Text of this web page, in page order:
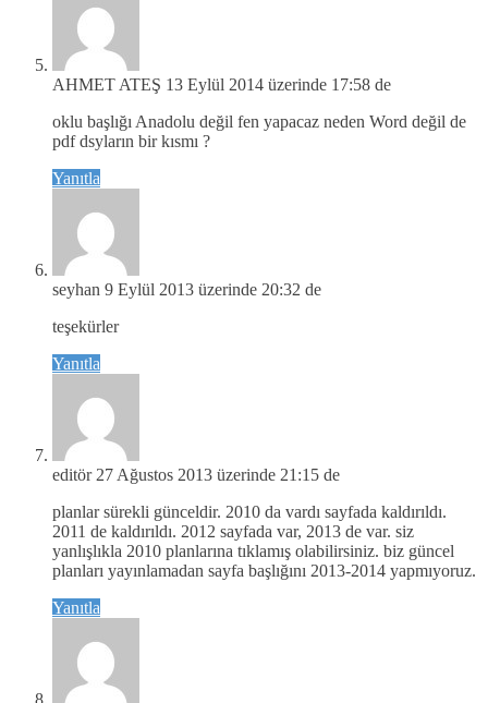
AHMET ATEŞ 13 Eylül 2014 üzerinde 17:58 de
oklu başlığı Anadolu değil fen yapacaz neden Word değil de
pdf dsyların bir kısmı ?
Yanıtla
seyhan 9 Eylül 2013 üzerinde 20:32 de
teşekürler
Yanıtla
editör 27 Ağustos 2013 üzerinde 21:15 de
planlar sürekli günceldir. 2010 da vardı sayfada kaldırıldı.
2011 de kaldırıldı. 2012 sayfada var, 2013 de var. siz
yanlışlıkla 2010 planlarına tıklamış olabilirsiniz. biz güncel
planları yayınlamadan sayfa başlığını 2013-2014 yapmıyoruz.
Yanıtla